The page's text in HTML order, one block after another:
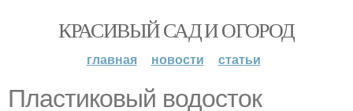
КРАСИВЫЙ САД И ОГОРОД
главная новости статьи
Пластиковый водосток